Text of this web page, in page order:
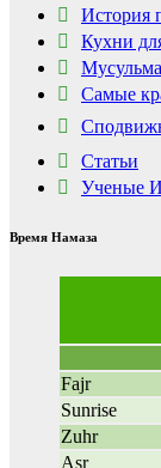
История
Кухни
Самые
Статьи
Ученые
Время Намаза
Fajr
Sunrise
Zuhr
Asr